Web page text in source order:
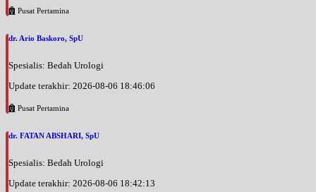
Pusat Pertamina
dr. Ario Baskoro, SpU
Spesialis: Bedah Urologi
Update terakhir: 2026-08-06 18:46:06
Pusat Pertamina
dr. FATAN ABSHARI, SpU
Spesialis: Bedah Urologi
Update terakhir: 2026-08-06 18:42:13